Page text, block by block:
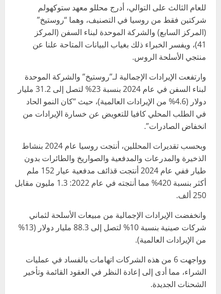
للعام الثالث على التوالي، أدرج محللو معهد ستوكهولم
شركتين فقط من روسيا في التصنيف، وهما “روستيخ”
(المركز السابع) والشركة الموحدة لبناء السفن (المركز
41)، ويفسر الخبراء ذلك بغياب البيانات المتاحة علنا عن
منتجي الأسلحة الروس.
وارتفعت الإيرادات الإجمالية لـ”روستيخ” والشركة الموحدة
لبناء السفن في عام 2024 بنسبة 23% لتصل إلى 31.2 مليار
دولار (4.6% من الإيرادات العالمية)، حيث “كان النمو الحاد
في الطلب المحلي كافيا للتعويض عن خسارة الإيرادات من
انخفاض الصادرات”.
وبحسب تقديرات المحللين، أنتجت روسيا عام 2024 بنشاط
الذخيرة والمدرعات والمدفعية والصواريخ والطائرات بدون
طيار ففي عام 2024 أنتجت قذائف مدفعية عيار 152 ملم
أكثر بنسبة 420% مما أنتجته في عام 2022: 1.3 مليون مقابل
250 ألف.
وانخفضت الإيرادات الإجمالية من مبيعات الأسلحة لثماني
شركات صينية بنسبة 10% لتصل إلى 88.3 مليار دولار (13%
من الإيرادات العالمية).
وواجهت 6 من هذه الشركات اتهامات بالفساد في عمليات
الشراء، مما أدى إلى إعادة النظر في العقود القائمة وتأخير
الشحنات الجديدة.